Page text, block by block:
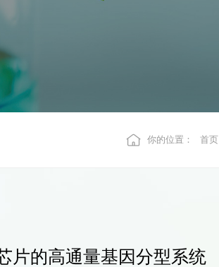
你的位置： 首页
片的高通量基因分型系统